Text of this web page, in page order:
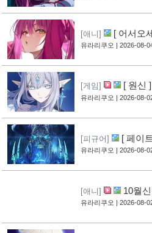
[애니]
[ 어서오
루레이 VOL.2 표
유라리쿠오 | 2026-08-
[게임] [ 원신
유라리쿠오 | 2026-08-
[피규어]
[ 페이
작 피규어 공개
유라리쿠오 | 2026-08-
[애니]
10월
] PV 영상 공개
유라리쿠오 | 2026-08-